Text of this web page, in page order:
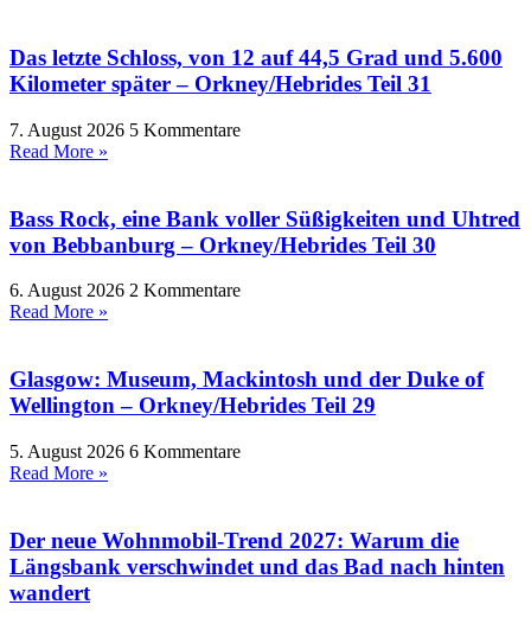
Das letzte Schloss, von 12 auf 44,5 Grad und 5.600
Kilometer später – Orkney/Hebrides Teil 31
7. August 2026 5 Kommentare
Read More »
Bass Rock, eine Bank voller Süßigkeiten und Uhtred
von Bebbanburg – Orkney/Hebrides Teil 30
6. August 2026 2 Kommentare
Read More »
Glasgow: Museum, Mackintosh und der Duke of
Wellington – Orkney/Hebrides Teil 29
5. August 2026 6 Kommentare
Read More »
Der neue Wohnmobil-Trend 2027: Warum die
Längsbank verschwindet und das Bad nach hinten
wandert